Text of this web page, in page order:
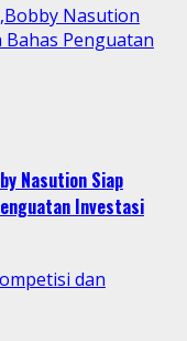
Nasution
Penguatan
Nasution Siap
Investasi
dan